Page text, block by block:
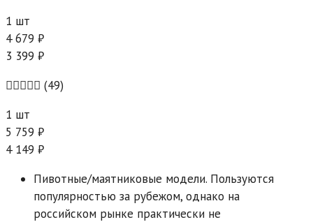
1 шт
4 679 ₽
3 399 ₽
(49)
1 шт
5 759 ₽
4 149 ₽
Пивотные/маятниковые модели. Пользуются
популярностью за рубежом, однако на
российском рынке практически не